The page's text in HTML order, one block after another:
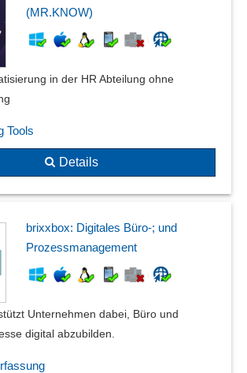
(MR.KNOW)
in der HR Abteilung ohne
Tools
Details
brixxbox: Digitales Büro-; und
Prozessmanagement
Unternehmen dabei, Büro und
digital abzubilden.